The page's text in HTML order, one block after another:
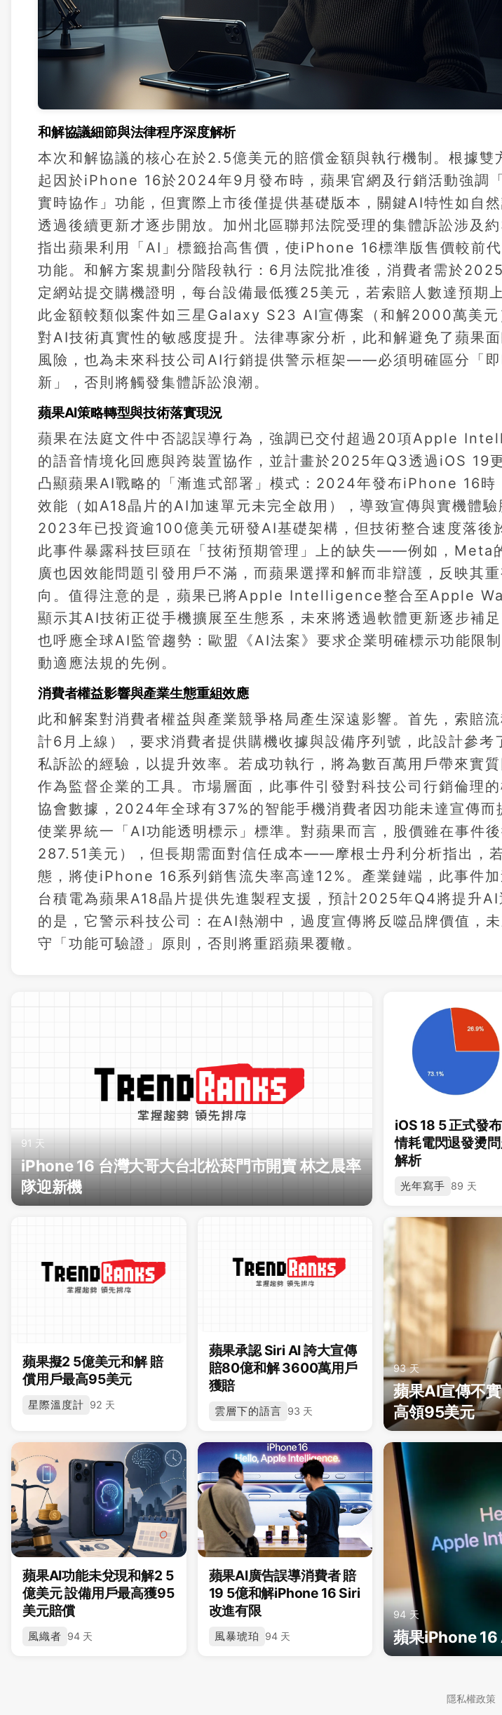
和解協議細節與法律程序深度解析
本次和解協議的核心在於2.5億美元的賠償金額與執行機制。根據雙
起因於iPhone 16於2024年9月發布時，蘋果官網及行銷活動強調
實時協作」功能，但實際上市後僅提供基礎版本，關鍵AI特性如自
透過後續更新才逐步開放。加州北區聯邦法院受理的集體訴訟涉及
指出蘋果利用「AI」標籤抬高售價，使iPhone 16標準版售價較前
功能。和解方案規劃分階段執行：6月法院批准後，消費者需於
定網站提交購機證明，每台設備最低獲25美元，若索賠人數達預期
此金額較類似案件如三星Galaxy S23 AI宣傳案（和解2000萬美元
對AI技術真實性的敏感度提升。法律專家分析，此和解避免了蘋果
風險，也為未來科技公司AI行銷提供警示框架——必須明確區分「
新」，否則將觸發集體訴訟浪潮。
蘋果AI策略轉型與技術落實現況
蘋果在法庭文件中否認誤導行為，強調已交付超過20項Apple
的語音情境化回應與跨裝置協作，並計畫於2025年Q3透過iOS 19
凸顯蘋果AI戰略的「漸進式部署」模式：2024年發布iPhone 16時
效能（如A18晶片的AI加速單元未完全啟用），導致宣傳與實機體
2023年已投資逾100億美元研發AI基礎架構，但技術整合速度落後
此事件暴露科技巨頭在「技術預期管理」上的缺失——例如，Meta
廣也因效能問題引發用戶不滿，而蘋果選擇和解而非辯護，反映其
向。值得注意的是，蘋果已將Apple Intelligence整合至Apple
顯示其AI技術正從手機擴展至生態系，未來將透過軟體更新逐步補
也呼應全球AI監管趨勢：歐盟《AI法案》要求企業明確標示功能限
動適應法規的先例。
消費者權益影響與產業生態重組效應
此和解案對消費者權益與產業競爭格局產生深遠影響。首先，索賠
計6月上線），要求消費者提供購機收據與設備序列號，此設計參
私訴訟的經驗，以提升效率。若成功執行，將為數百萬用戶帶來實
作為監督企業的工具。市場層面，此事件引發對科技公司行銷倫理
協會數據，2024年全球有37%的智能手機消費者因功能未達宣傳而
使業界統一「AI功能透明標示」標準。對蘋果而言，股價雖在事件
287.51美元），但長期需面對信任成本——摩根士丹利分析指出，
態，將使iPhone 16系列銷售流失率高達12%。產業鏈端，此事件
台積電為蘋果A18晶片提供先進製程支援，預計2025年Q4將提升
的是，它警示科技公司：在AI熱潮中，過度宣傳將反噬品牌價值，
守「功能可驗證」原則，否則將重蹈蘋果覆轍。
91 天
iPhone 16 台灣大哥大台北松菸門市開賣 林之晨率
隊迎新機
iOS 18 5 正式發
情耗電閃退發燙
解析
光年寫手 89 天
蘋果擬2 5億美元和解 賠
償用戶最高95美元
星際溫度計 92 天
蘋果承認 Siri AI 誇大宣傳
賠80億和解 3600萬用戶
獲賠
雲層下的語言 93 天
93 天
蘋果AI宣傳不
高領95美元
蘋果AI功能未兌現和解2 5
億美元 設備用戶最高獲95
美元賠償
風織者 94 天
蘋果AI廣告誤導消費者 賠
19 5億和解iPhone 16 Siri
改進有限
風暴琥珀 94 天
94 天
蘋果iPhone 16
隱私權政策